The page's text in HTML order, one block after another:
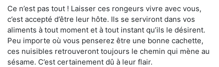
Ce n’est pas tout ! Laisser ces rongeurs vivre avec vous,
c’est accepté d’être leur hôte. Ils se serviront dans vos
aliments à tout moment et à tout instant qu’ils le désirent.
Peu importe où vous penserez être une bonne cachette,
ces nuisibles retrouveront toujours le chemin qui mène au
sésame. C’est certainement dû à leur flair.